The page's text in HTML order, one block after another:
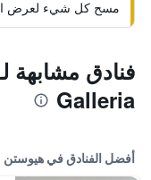
مسح كل شيء لعرض
Galleria
أفضل الفنادق في هيوستن